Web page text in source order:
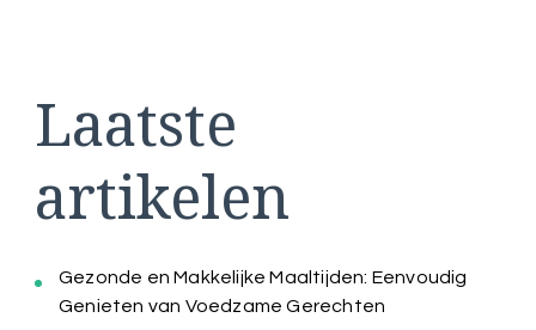
Laatste
artikelen
Gezonde en Makkelijke Maaltijden: Eenvoudig
Genieten van Voedzame Gerechten